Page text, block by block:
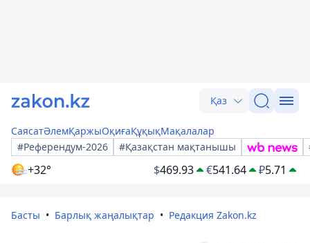
Қаз
СаясатӘлемҚаржыОқиғаҚұқықМақалалар
#Референдум-2026
#Қазақстан мақтанышы
+32° $469.93 €541.64 ₽5.71
Басты Барлық жаңалықтар Редакция Zakon.kz